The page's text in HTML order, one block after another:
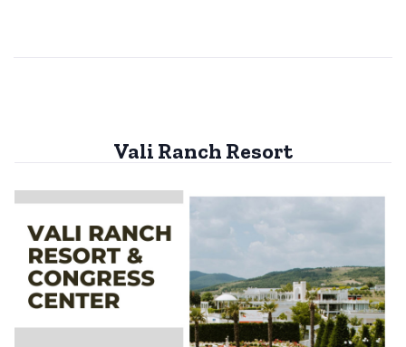
Vali Ranch Resort